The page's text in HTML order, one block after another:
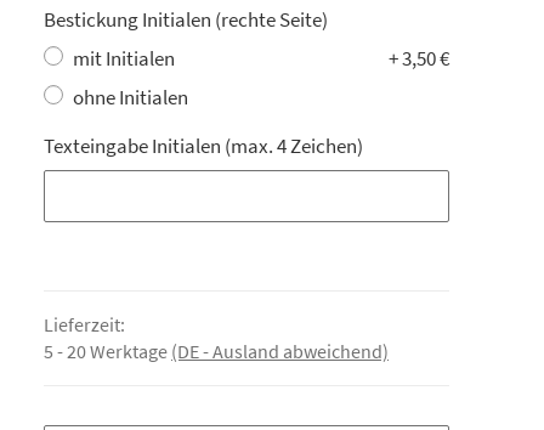
Bestickung Initialen (rechte Seite)
mit Initialen
+ 3,50 €
ohne Initialen
Texteingabe Initialen (max. 4 Zeichen)
Lieferzeit:
5 - 20 Werktage (DE - Ausland abweichend)